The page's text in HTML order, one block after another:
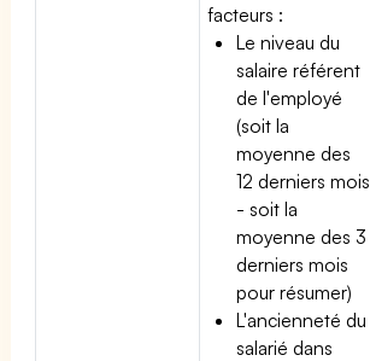
facteurs :
Le niveau du
salaire référent
de l'employé
(soit la
moyenne des
12 derniers mois
- soit la
moyenne des 3
derniers mois
pour résumer)
L'ancienneté du
salarié dans